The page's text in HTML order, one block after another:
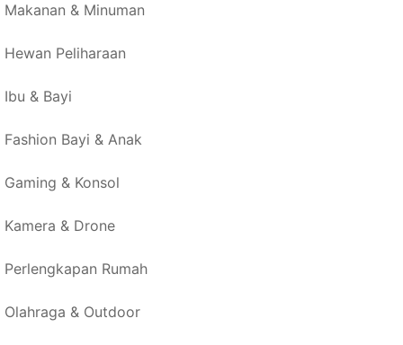
Makanan & Minuman
Hewan Peliharaan
Ibu & Bayi
Fashion Bayi & Anak
Gaming & Konsol
Kamera & Drone
Perlengkapan Rumah
Olahraga & Outdoor